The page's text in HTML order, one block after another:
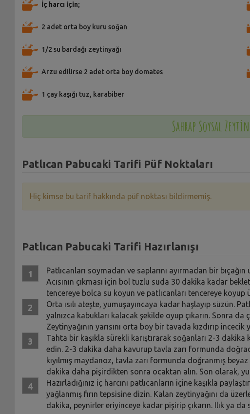
İç harcı için;
2 adet orta boy kuru soğan
1/2 su bardağı zeytinyağı
Arzu edilirse 2 adet orta boy domates
1 çay kaşığı tuz, karabiber
Sahrap Soysal
Patlıcan Pabucaki Tarifi Püf Noktaları
Hiç kimse bu tarif hakkında püf noktası bildirmemiş.
Patlıcan Pabucaki Tarifi Hazırlanışı
Patlıcanları soymadan ve saplarını ayırmadan bir
Acısının çıkması için bol tuzlu suda 30 dakika kadar
tencereye bolca su koyun ve patlıcanları tencereye koyup
Orta ısılı ateşte, yumuşayıncaya kadar haşlayıp süzün.
yalnızca kabukları kalacak şekilde oyup çıkarın. Sonra da
Zeytinyağının yarısını orta boy bir tavada kızdırıp
Tahta bir kaşıkla sürekli karıştırarak soğanları 2-3
edin. 2-3 dakika daha kavurup tavla zarı formunda
kıyılmış maydanoz, tavla zarı formunda doğranmış
dakika daha pişirdikten sonra ocaktan alın. Son olarak,
Hazırladığınız iç harcını patlıcanların içine kaşıkla
yağlanmış fırın tepsisine dizin. Kalan zeytinyağını da
dakika, peynirler eriyinceye kadar pişirip çıkarın. Ilık ya